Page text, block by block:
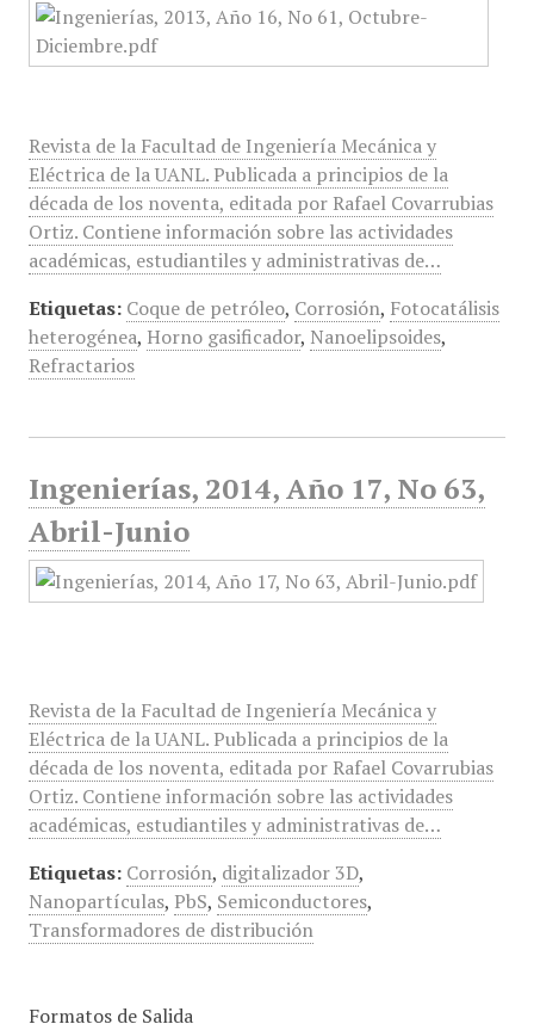
Revista de la Facultad de Ingeniería Mecánica y
Eléctrica de la UANL. Publicada a principios de la
década de los noventa, editada por Rafael Covarrubias
Ortiz. Contiene información sobre las actividades
académicas, estudiantiles y administrativas de…
Etiquetas: Coque de petróleo, Corrosión, Fotocatálisis
heterogénea, Horno gasificador, Nanoelipsoides,
Refractarios
Ingenierías, 2014, Año 17, No 63,
Abril-Junio
Revista de la Facultad de Ingeniería Mecánica y
Eléctrica de la UANL. Publicada a principios de la
década de los noventa, editada por Rafael Covarrubias
Ortiz. Contiene información sobre las actividades
académicas, estudiantiles y administrativas de…
Etiquetas: Corrosión, digitalizador 3D,
Nanopartículas, PbS, Semiconductores,
Transformadores de distribución
Formatos de Salida